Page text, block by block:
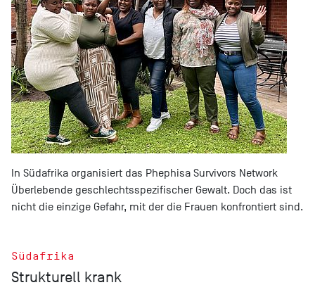
In Südafrika organisiert das Phephisa Survivors Network
Überlebende geschlechtsspezifischer Gewalt. Doch das ist
nicht die einzige Gefahr, mit der die Frauen konfrontiert sind.
Südafrika
Strukturell krank